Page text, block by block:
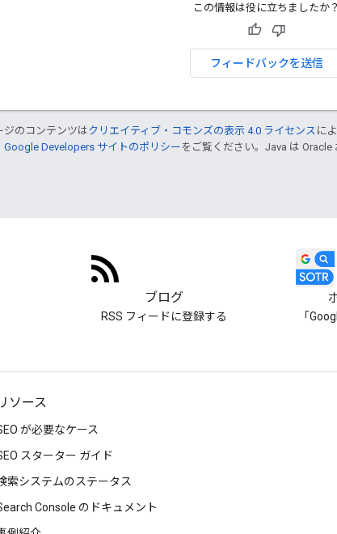
この情報は役に立ちましたか？
フィードバックを送信
ジのコンテンツはクリエイティブ・コモンズの表示 4.0 ライセンス に
Google Developers サイトのポリシー をご覧ください。Java は Oracle
ブログ
RSS フィードに登録する
「
ソース
が必要なケース
スターター ガイド
索システムのステータス
Console のドキュメント